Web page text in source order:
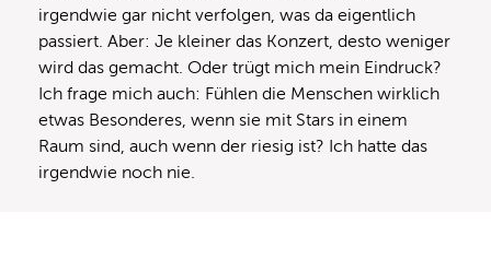
irgendwie gar nicht verfolgen, was da eigentlich
passiert. Aber: Je kleiner das Konzert, desto weniger
wird das gemacht. Oder trügt mich mein Eindruck?
Ich frage mich auch: Fühlen die Menschen wirklich
etwas Besonderes, wenn sie mit Stars in einem
Raum sind, auch wenn der riesig ist? Ich hatte das
irgendwie noch nie.